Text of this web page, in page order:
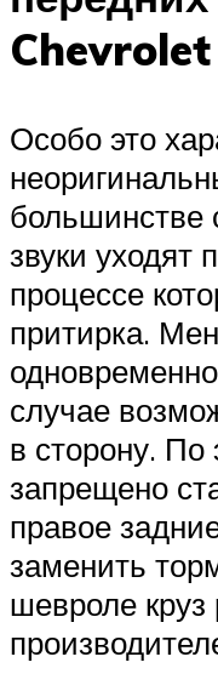
Особо это
большинстве
звуки уходят
процессе
притирка.
случае
в сторону.
запрещено
правое
заменить
шевроле